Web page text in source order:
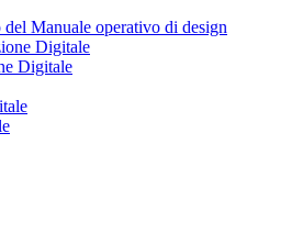
del Manuale operativo di design
Digitale